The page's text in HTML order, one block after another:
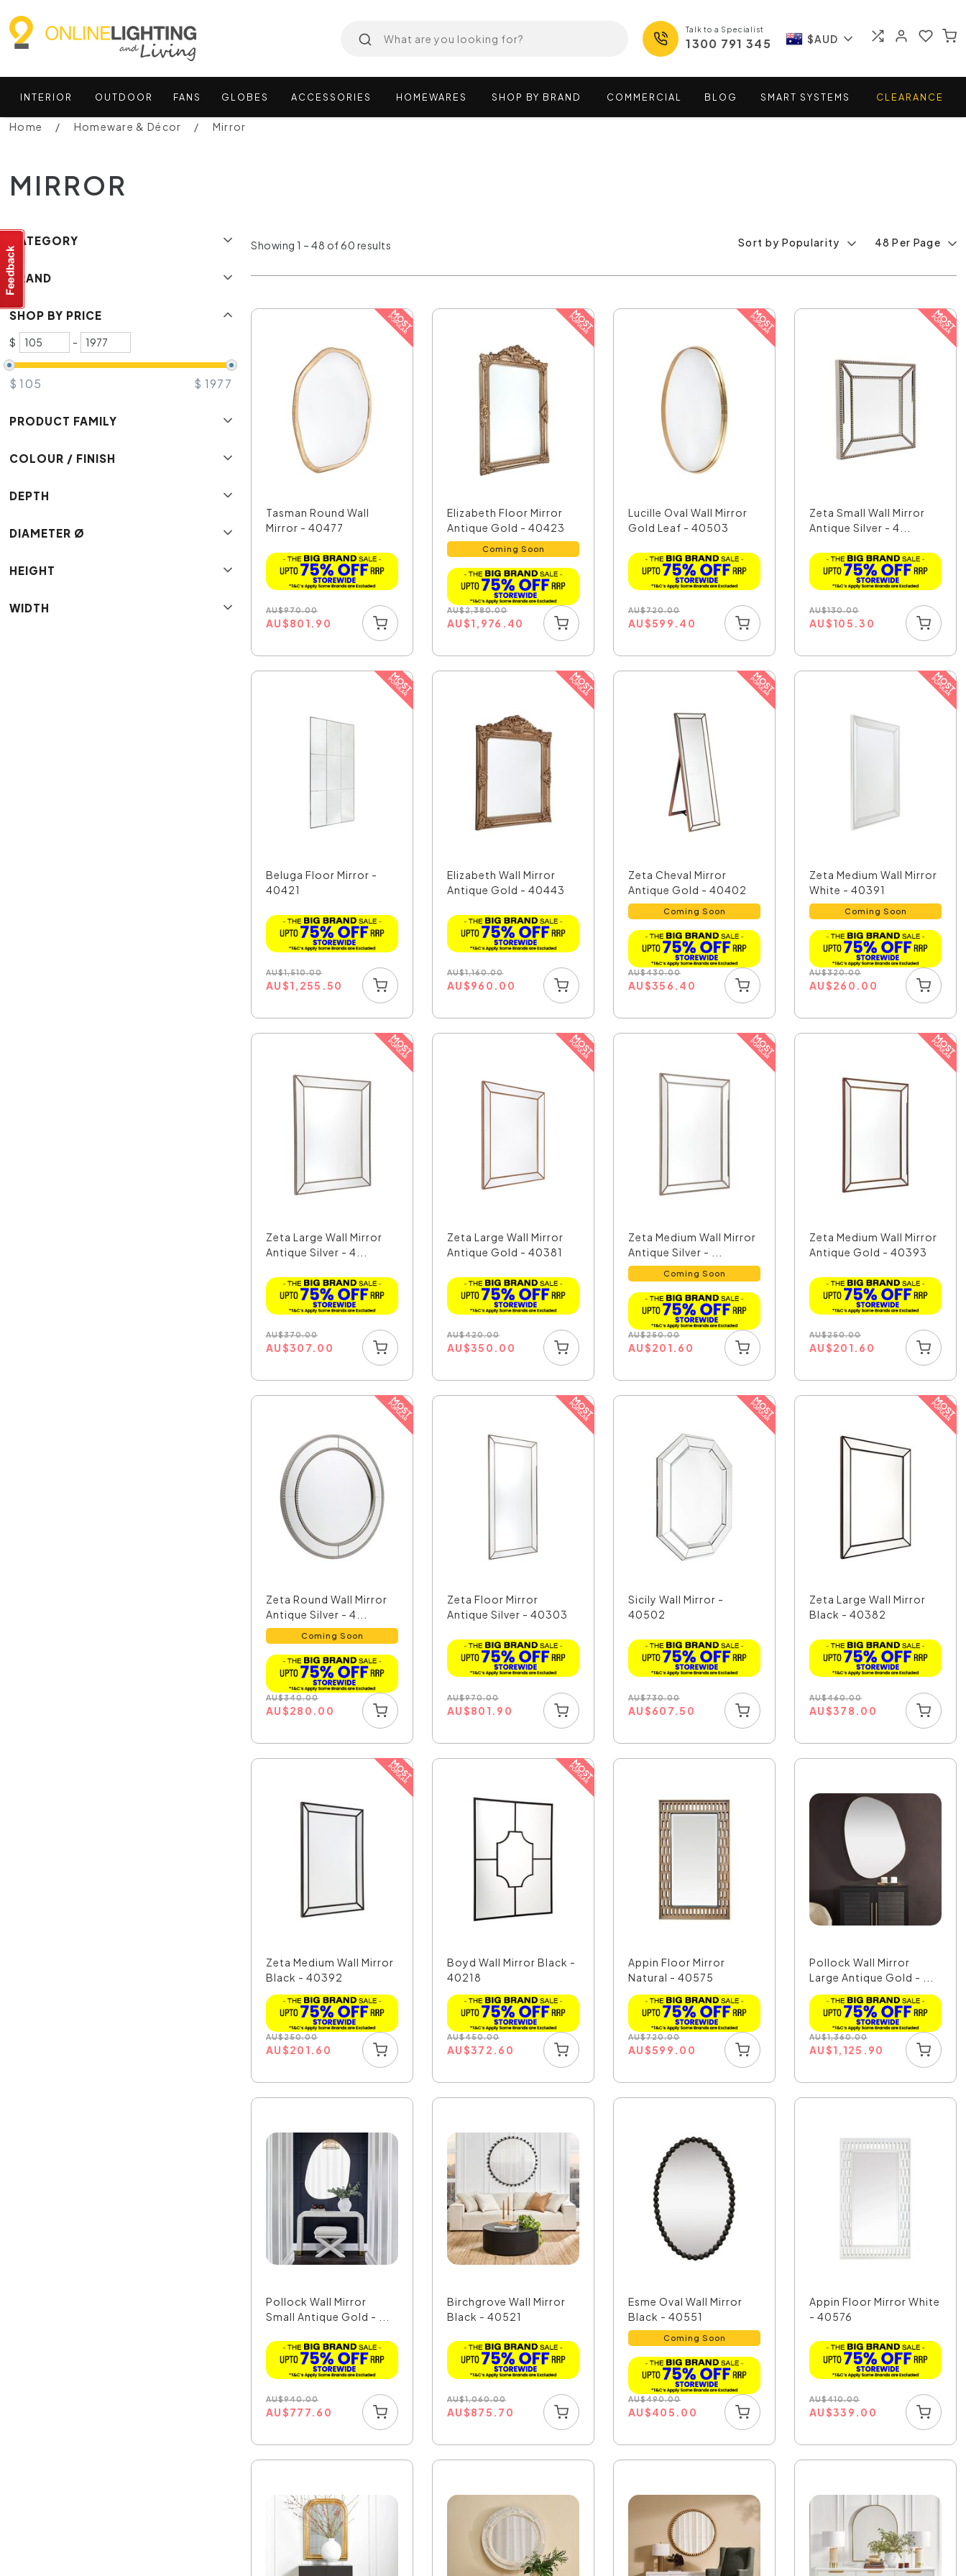
Talk to a Specialist
1300 791 345 $AUD
INTERIOR OUTDOOR FANS GLOBES ACCESSORIES HOMEWARES SHOP BY BRAND COMMERCIAL BLOG SMART SYSTEMS CLEARANCE
Home Homeware & Décor Mirror
MIRROR
CATEGORY
BRAND
SHOP BY PRICE
$ -
$ 105 $ 1977
PRODUCT FAMILY
COLOUR / FINISH
DEPTH
DIAMETER Ø
HEIGHT
WIDTH
Sort by Popularity 48 Per Page
Showing 1 – 48 of 60 results
Tasman Round Wall
Mirror - 40477
AU$970.00
AU$801.90
Elizabeth Floor Mirror
Antique Gold - 40423
Coming Soon
AU$2,380.00
AU$1,976.40
Lucille Oval Wall Mirror
Gold Leaf - 40503
AU$720.00
AU$599.40
Zeta Small Wall Mirror
Antique Silver - 4...
AU$130.00
AU$105.30
Beluga Floor Mirror -
40421
AU$1,510.00
AU$1,255.50
Elizabeth Wall Mirror
Antique Gold - 40443
AU$1,160.00
AU$960.00
Zeta Cheval Mirror
Antique Gold - 40402
Coming Soon
AU$430.00
AU$356.40
Zeta Medium Wall Mirror
White - 40391
Coming Soon
AU$320.00
AU$260.00
Zeta Large Wall Mirror
Antique Silver - 4...
AU$370.00
AU$307.00
Zeta Large Wall Mirror
Antique Gold - 40381
AU$420.00
AU$350.00
Zeta Medium Wall Mirror
Antique Silver - ...
Coming Soon
AU$250.00
AU$201.60
Zeta Medium Wall Mirror
Antique Gold - 40393
AU$250.00
AU$201.60
Zeta Round Wall Mirror
Antique Silver - 4...
Coming Soon
AU$340.00
AU$280.00
Zeta Floor Mirror
Antique Silver - 40303
AU$970.00
AU$801.90
Sicily Wall Mirror -
40502
AU$730.00
AU$607.50
Zeta Large Wall Mirror
Black - 40382
AU$460.00
AU$378.00
Zeta Medium Wall Mirror
Black - 40392
AU$250.00
AU$201.60
Boyd Wall Mirror Black -
40218
AU$450.00
AU$372.60
Appin Floor Mirror
Natural - 40575
AU$720.00
AU$599.00
Pollock Wall Mirror
Large Antique Gold - ...
AU$1,360.00
AU$1,125.90
Pollock Wall Mirror
Small Antique Gold - ...
AU$940.00
AU$777.60
Birchgrove Wall Mirror
Black - 40521
AU$1,060.00
AU$875.70
Esme Oval Wall Mirror
Black - 40551
Coming Soon
AU$490.00
AU$405.00
Appin Floor Mirror White
- 40576
AU$410.00
AU$339.00